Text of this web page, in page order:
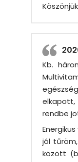
Kb.
rendbe
jól
között